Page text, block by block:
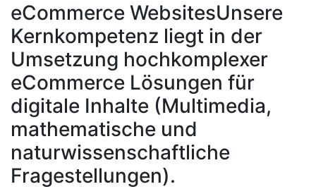
eCommerce WebsitesUnsere
Kernkompetenz liegt in der
Umsetzung hochkomplexer
eCommerce Lösungen für
digitale Inhalte (Multimedia,
mathematische und
naturwissenschaftliche
Fragestellungen).